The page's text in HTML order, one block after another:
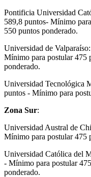
Pontificia Universidad
589,8 puntos- Mínimo
550 puntos ponderado.
Universidad de
Mínimo para postular 475
ponderado.
Universidad Tecnológica
puntos - Mínimo para
Zona Sur:
Universidad Austral de
Mínimo para postular 475
Universidad Católica del
- Mínimo para postular
ponderado.